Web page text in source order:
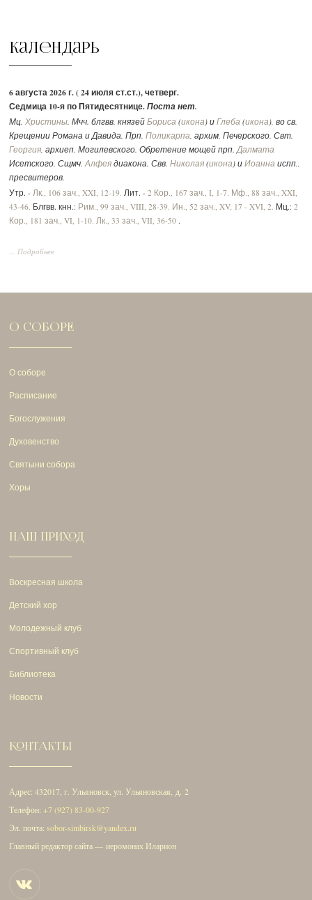
Календарь
6 августа 2026 г. ( 24 июля ст.ст.), четверг.
Седмица 10-я по Пятидесятнице.Поста нет.
Мц.Христины. Мчч. блгвв. князейБориса (икона) иГлеба (икона), во св.
Крещении Романа и Давида. Прп.Поликарпа, архим. Печерского. Свт.
Георгия, архиеп. Могилевского. Обретение мощей прп.Далмата
Исетского. Сщмч.Алфея диакона. Свв.Николая (икона) иИоанна испп.,
пресвитеров.
Утр. -Лк., 106 зач., XXI, 12-19. Лит. -2 Кор., 167 зач., I, 1-7. Мф., 88 зач., XXI,
43-46. Блгвв. кнн.: Рим., 99 зач., VIII, 28-39. Ин., 52 зач., XV, 17 - XVI, 2. Мц.:2
Кор., 181 зач., VI, 1-10. Лк., 33 зач., VII, 36-50 .
... Подробнее
О СОБОРЕ
О соборе
Расписание
Богослужения
Духовенство
Святыни собора
Хоры
НАШ ПРИХОД
Воскресная школа
Детский хор
Молодежный клуб
Спортивный клуб
Библиотека
Новости
КОНТАКТЫ
Адрес: 432017, г. Ульяновск, ул. Ульяновская, д. 2
Телефон:+7 (927) 83-00-927
Эл. почта:sobor-simbirsk@yandex.ru
Главный редактор сайта — иеромонах Иларион